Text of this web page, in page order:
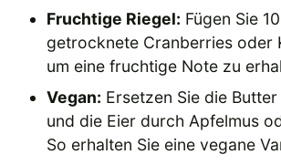
Fruchtige Riegel: Fügen Sie
getrocknete Cranberries oder
um eine fruchtige Note zu
Vegan: Ersetzen Sie die
und die Eier durch Apfelmus
So erhalten Sie eine vegane